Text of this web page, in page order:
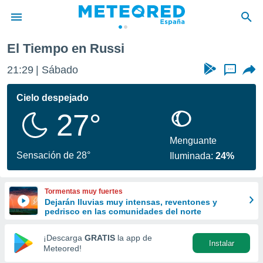
de
por
se
calidad.
a este
las
y
forma
digital
basada
El Tiempo en Russi
21:29 Sábado ...
Cielo despejado
27°
Sensación de 28°
Menguante
Iluminada:24%
Tormentas muy fuertes
Dejarán lluvias muy intensas, reventones y
pedrisco en las comunidades del norte
¡Descarga GRATIS la app de
Meteored!
Instalar